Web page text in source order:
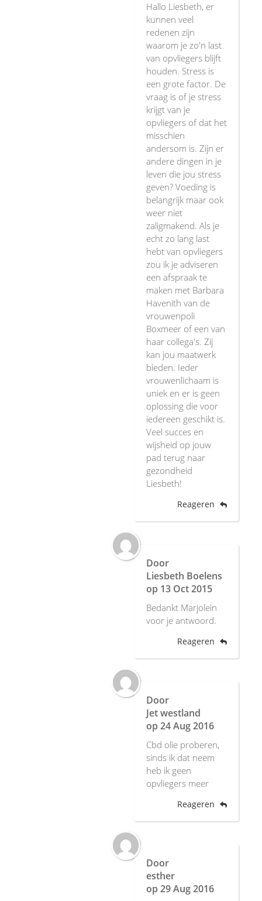
Hallo Liesbeth, er
kunnen veel
redenen zijn
waarom je zo'n last
van opvliegers blijft
houden. Stress is
een grote factor. De
vraag is of je stress
krijgt van je
opvliegers of dat het
misschien
andersom is. Zijn er
andere dingen in je
leven die jou stress
geven? Voeding is
belangrijk maar ook
weer niet
zaligmakend. Als je
echt zo lang last
hebt van opvliegers
zou ik je adviseren
een afspraak te
maken met Barbara
Havenith van de
vrouwenpoli
Boxmeer of een van
haar collega's. Zij
kan jou maatwerk
bieden. Ieder
vrouwenlichaam is
uniek en er is geen
oplossing die voor
iedereen geschikt is.
Veel succes en
wijsheid op jouw
pad terug naar
gezondheid
Liesbeth!
Reageren
Door
Liesbeth Boelens
op 13 Oct 2015
Bedankt Marjolein
voor je antwoord.
Reageren
Door
Jet westland
op 24 Aug 2016
Cbd olie proberen,
sinds ik dat neem
heb ik geen
opvliegers meer
Reageren
Door
esther
op 29 Aug 2016